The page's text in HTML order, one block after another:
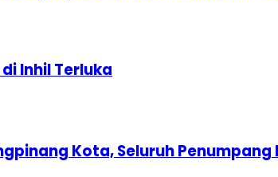
Inhil Terluka
Kota, Seluruh